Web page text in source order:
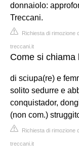
donnaiolo:
Treccani.
Richiesta di rimozione
treccani.it
Come si chiama
di sciupa(re) e
solito sedurre e
conquistador,
(non com.)
Richiesta di rimozione
treccani.it